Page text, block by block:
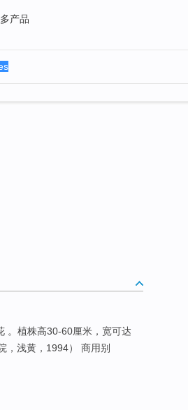
产品
。植株高30-60厘米，宽可达
浅黄，1994） 商用别